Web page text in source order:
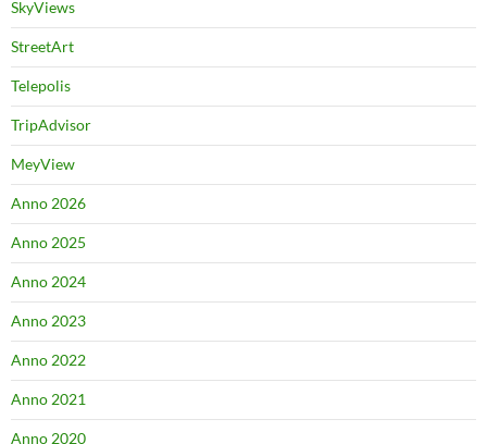
SkyViews
StreetArt
Telepolis
TripAdvisor
MeyView
Anno 2026
Anno 2025
Anno 2024
Anno 2023
Anno 2022
Anno 2021
Anno 2020